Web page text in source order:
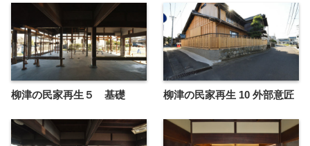
柳津の民家再生５ 基礎 柳津の民家再生 10 外部意匠